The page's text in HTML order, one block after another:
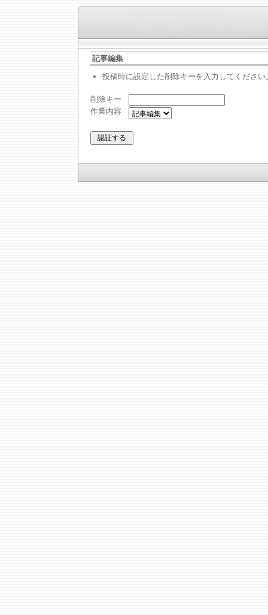
記事編集
投稿時に設定した削除キーを入力してください
削除キー
作業内容